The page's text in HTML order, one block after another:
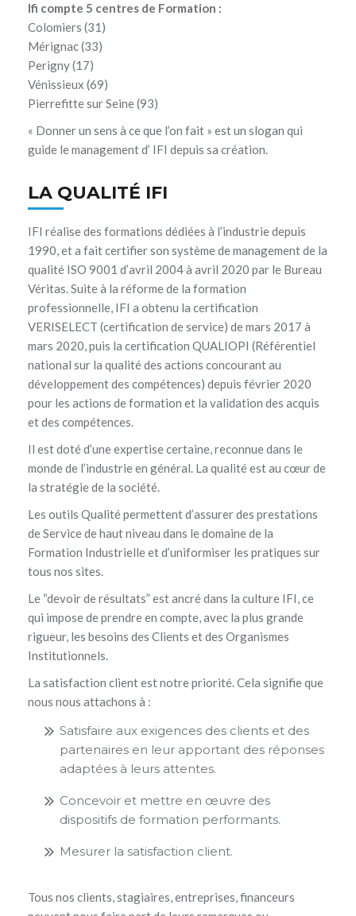
Ifi compte 5 centres de Formation :
Colomiers (31)
Mérignac (33)
Perigny (17)
Vénissieux (69)
Pierrefitte sur Seine (93)
« Donner un sens à ce que l’on fait » est un slogan qui
guide le management d’ IFI depuis sa création.
LA QUALITÉ IFI
IFI réalise des formations dédiées à l’industrie depuis
1990, et a fait certifier son système de management de la
qualité ISO 9001 d’avril 2004 à avril 2020 par le Bureau
Véritas. Suite à la réforme de la formation
professionnelle, IFI a obtenu la certification
VERISELECT (certification de service) de mars 2017 à
mars 2020, puis la certification QUALIOPI (Référentiel
national sur la qualité des actions concourant au
développement des compétences) depuis février 2020
pour les actions de formation et la validation des acquis
et des compétences.
Il est doté d’une expertise certaine, reconnue dans le
monde de l’industrie en général. La qualité est au cœur de
la stratégie de la société.
Les outils Qualité permettent d’assurer des prestations
de Service de haut niveau dans le domaine de la
Formation Industrielle et d’uniformiser les pratiques sur
tous nos sites.
Le “devoir de résultats” est ancré dans la culture IFI, ce
qui impose de prendre en compte, avec la plus grande
rigueur, les besoins des Clients et des Organismes
Institutionnels.
La satisfaction client est notre priorité. Cela signifie que
nous nous attachons à :
Satisfaire aux exigences des clients et des
partenaires en leur apportant des réponses
adaptées à leurs attentes.
Concevoir et mettre en œuvre des
dispositifs de formation performants.
Mesurer la satisfaction client.
Tous nos clients, stagiaires, entreprises, financeurs